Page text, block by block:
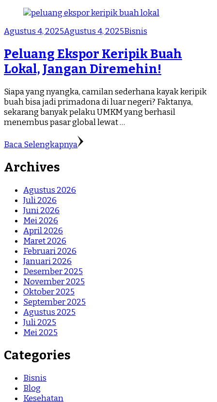
Agustus 4, 2025Agustus 4, 2025Bisnis
Peluang Ekspor Keripik Buah
Lokal, Jangan Diremehin!
Siapa yang nyangka, camilan sederhana kayak keripik
buah bisa jadi primadona di luar negeri? Faktanya,
sekarang banyak pelaku UMKM yang berhasil
menembus pasar global lewat …
Baca Selengkapnya
Archives
Agustus 2026
Juli 2026
Juni 2026
Mei 2026
April 2026
Maret 2026
Februari 2026
Januari 2026
Desember 2025
November 2025
Oktober 2025
September 2025
Agustus 2025
Juli 2025
Mei 2025
Categories
Bisnis
Blog
Kesehatan